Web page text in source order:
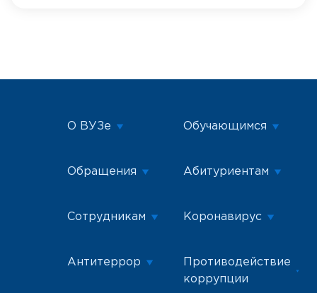
О ВУЗе Обучающимся
Обращения Абитуриентам
Сотрудникам Коронавирус
Антитеррор
Противодействие
коррупции